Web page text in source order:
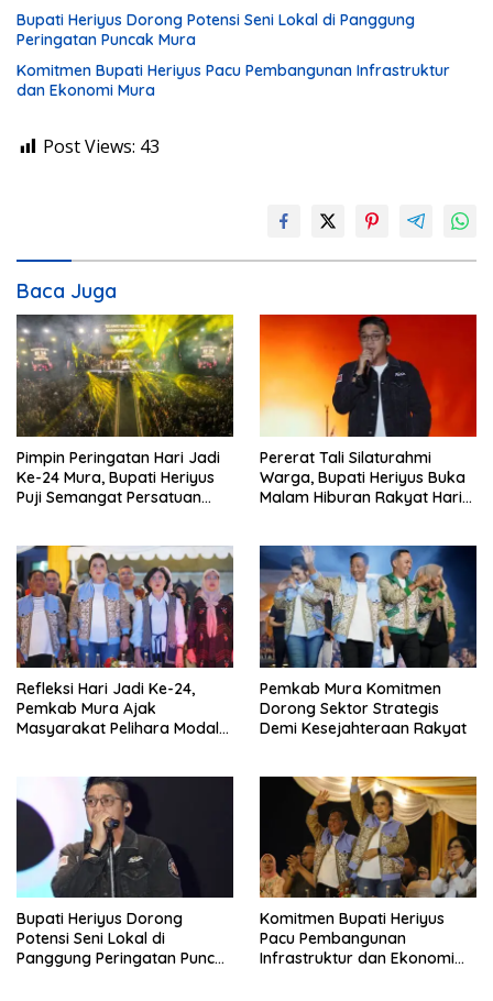
Bupati Heriyus Dorong Potensi Seni Lokal di Panggung
Peringatan Puncak Mura
Komitmen Bupati Heriyus Pacu Pembangunan Infrastruktur
dan Ekonomi Mura
Post Views: 43
Baca Juga
Pimpin Peringatan Hari Jadi
Ke-24 Mura, Bupati Heriyus
Puji Semangat Persatuan
Pererat Tali Silaturahmi
Warga, Bupati Heriyus Buka
Malam Hiburan Rakyat Hari
Refleksi Hari Jadi Ke-24,
Pemkab Mura Ajak
Masyarakat Pelihara Modal
Pemkab Mura Komitmen
Dorong Sektor Strategis
Demi Kesejahteraan Rakyat
Bupati Heriyus Dorong
Potensi Seni Lokal di
Panggung Peringatan Puncak
Komitmen Bupati Heriyus
Pacu Pembangunan
Infrastruktur dan Ekonomi